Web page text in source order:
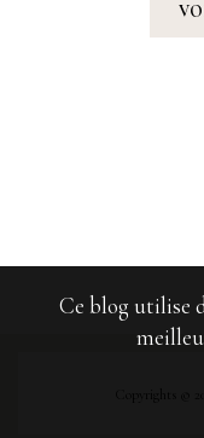
Copyrights ©
Ce blog utilise